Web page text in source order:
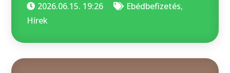
2026.06.15. 19:26 Ebédbefizetés,
Hírek